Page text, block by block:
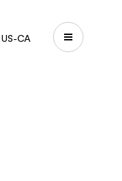
US-CA